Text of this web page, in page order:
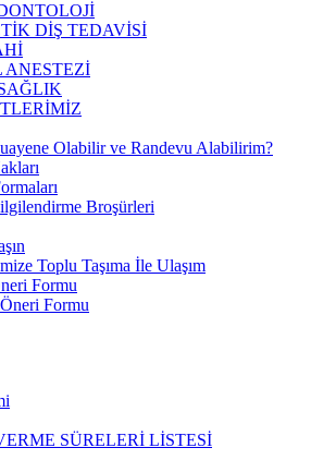
DİŞ TEDAVİSİ
ANESTEZİ
Olabilir ve Randevu Alabilirim?
Broşürleri
Toplu Taşıma İle Ulaşım
Formu
Formu
SÜRELERİ LİSTESİ